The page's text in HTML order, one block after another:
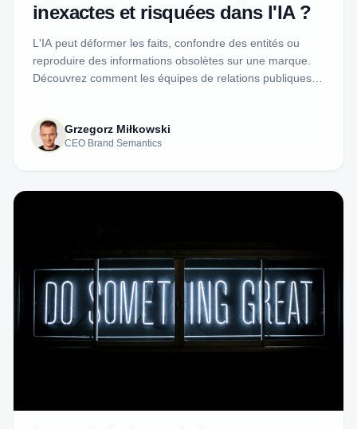
inexactes et risquées dans l'IA ?
L'IA peut déformer les faits, confondre des entités ou
reproduire des informations obsolètes sur une marque.
Découvrez comment les équipes de relations publiques et
une réponse est justifiée.
Grzegorz Miłkowski
CEO Brand Semantics